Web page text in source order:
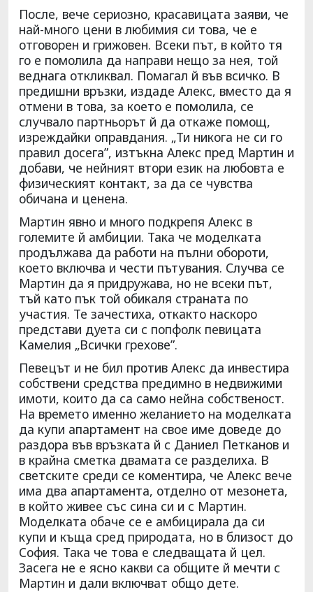
После, вече сериозно, красавицата заяви, че
най-много цени в любимия си това, че е
отговорен и грижовен. Всеки път, в който тя
го е помолила да направи нещо за нея, той
веднага откликвал. Помагал й във всичко. В
предишни връзки, издаде Алекс, вместо да я
отмени в това, за което е помолила, се
случвало партньорът й да откаже помощ,
изреждайки оправдания. „Ти никога не си го
правил досега”, изтъкна Алекс пред Мартин и
добави, че нейният втори език на любовта е
физическият контакт, за да се чувства
обичана и ценена.
Мартин явно и много подкрепя Алекс в
големите й амбиции. Така че моделката
продължава да работи на пълни обороти,
което включва и чести пътувания. Случва се
Мартин да я придружава, но не всеки път,
тъй като пък той обикаля страната по
участия. Те зачестиха, откакто наскоро
представи дуета си с попфолк певицата
Камелия „Всички грехове”.
Певецът и не бил против Алекс да инвестира
собствени средства предимно в недвижими
имоти, които да са само нейна собственост.
На времето именно желанието на моделката
да купи апартамент на свое име доведе до
раздора във връзката й с Даниел Петканов и
в крайна сметка двамата се разделиха. В
светските среди се коментира, че Алекс вече
има два апартамента, отделно от мезонета,
в който живее със сина си и с Мартин.
Моделката обаче се е амбицирала да си
купи и къща сред природата, но в близост до
София. Така че това е следващата й цел.
Засега не е ясно какви са общите й мечти с
Мартин и дали включват общо дете.